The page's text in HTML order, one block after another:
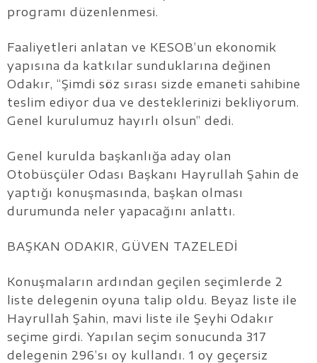
programı düzenlenmesi.
Faaliyetleri anlatan ve KESOB’un ekonomik
yapısına da katkılar sunduklarına değinen
Odakır, “Şimdi söz sırası sizde emaneti sahibine
teslim ediyor dua ve desteklerinizi bekliyorum.
Genel kurulumuz hayırlı olsun” dedi.
Genel kurulda başkanlığa aday olan
Otobüsçüler Odası Başkanı Hayrullah Şahin de
yaptığı konuşmasında, başkan olması
durumunda neler yapacağını anlattı.
BAŞKAN ODAKIR, GÜVEN TAZELEDİ
Konuşmaların ardından geçilen seçimlerde 2
liste delegenin oyuna talip oldu. Beyaz liste ile
Hayrullah Şahin, mavi liste ile Şeyhi Odakır
seçime girdi. Yapılan seçim sonucunda 317
delegenin 296’sı oy kullandı. 1 oy geçersiz